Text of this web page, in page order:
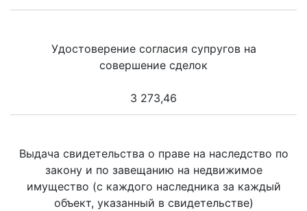
Удостоверение согласия супругов на
совершение сделок
3 273,46
Выдача свидетельства о праве на наследство по
закону и по завещанию на недвижимое
имущество (с каждого наследника за каждый
объект, указанный в свидетельстве)